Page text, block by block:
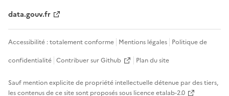
data.gouv.fr
Accessibilité : totalement conforme Mentions légales Politique de
confidentialité Contribuer sur Github Plan du site
Sauf mention explicite de propriété intellectuelle détenue par des tiers,
les contenus de ce site sont proposés sous licence etalab-2.0